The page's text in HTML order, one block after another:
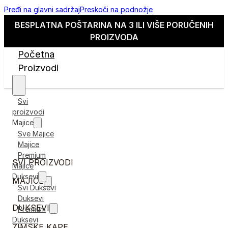
Pređi na glavni sadržajPreskoči na podnožje
BESPLATNA POŠTARINA NA 3 ILI VIŠE PORUČENIH
PROIZVODA
Početna
Proizvodi
Svi
proizvodi
Majice
Sve Majice
Majice
Premium
Majice
Duksevi
Svi Duksevi
Duksevi
Premium
Duksevi
SVI PROIZVODI
MAJICE
DUKSEVI